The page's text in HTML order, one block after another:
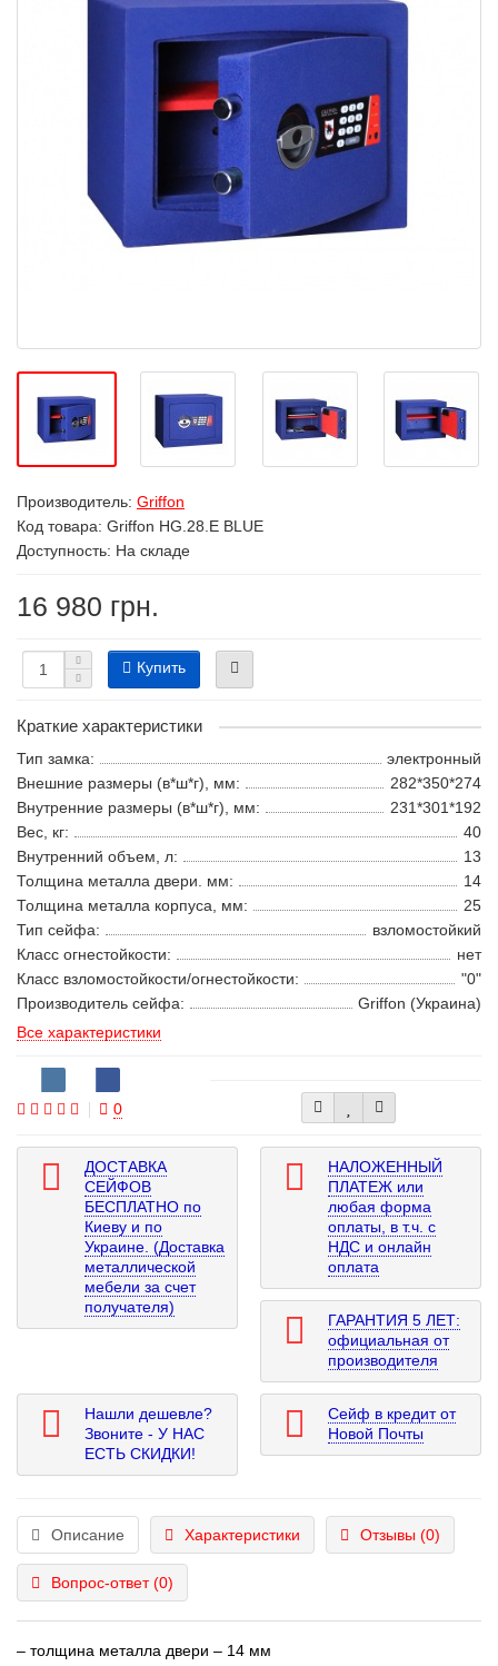
Производитель: Griffon
Код товара: Griffon HG.28.E BLUE
Доступность: На складе
16 980 грн.
Купить
Краткие характеристики
Тип замка:
электронный
Внешние размеры (в*ш*г), мм:
282*350*274
Внутренние размеры (в*ш*г), мм:
231*301*192
Вес, кг:
40
Внутренний объем, л:
13
Толщина металла двери. мм:
14
Толщина металла корпуса, мм:
25
Тип сейфа:
взломостойкий
Класс огнестойкости:
нет
Класс взломостойкости/огнестойкости:
"0"
Производитель сейфа:
Griffon (Украина)
Все характеристики
0
ДОСТАВКА
СЕЙФОВ
БЕСПЛАТНО по
Киеву и по
Украине. (Доставка
металлической
мебели за счет
получателя)
НАЛОЖЕННЫЙ
ПЛАТЕЖ или
любая форма
оплаты, в т.ч. с
НДС и онлайн
оплата
ГАРАНТИЯ 5 ЛЕТ:
официальная от
производителя
Нашли дешевле?
Звоните - У НАС
ЕСТЬ СКИДКИ!
Сейф в кредит от
Новой Почты
Описание Характеристики Отзывы (0)
Вопрос-ответ(0)
– толщина металла двери – 14 мм